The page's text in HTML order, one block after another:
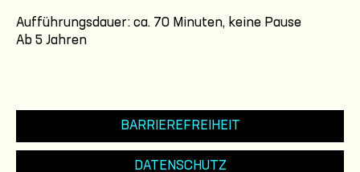
Aufführungsdauer: ca. 70 Minuten, keine Pause
Ab 5 Jahren
BARRIEREFREIHEIT
DATENSCHUTZ